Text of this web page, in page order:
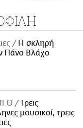
H σκληρή
Πάνο Βλάχο
Tρεις
μουσικοί, τρεις